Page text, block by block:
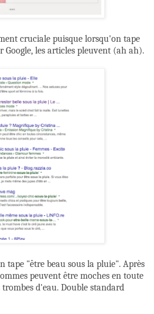
cruciale puisque lorsqu'on tape
Google, les articles pleuvent (ah ah).
tape "être beau sous la pluie". Après
peuvent être moches en toute
d'eau. Double standard